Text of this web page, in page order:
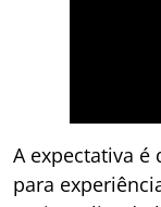
A expectativa é
para